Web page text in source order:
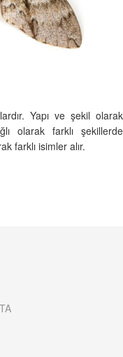
Yapı ve şekil olarak
olarak farklı şekillerde
farklı isimler alır.